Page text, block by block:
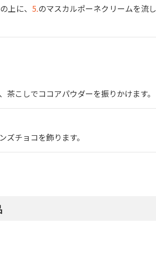
上に、 5.のマスカルポーネクリームを流し
こしでココアパウダーを振りかけます。
チョコを飾ります。